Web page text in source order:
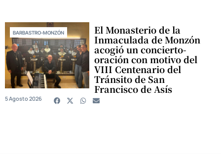
BARBASTRO-MONZÓN El Monasterio de la
Inmaculada de Monzón
acogió un concierto-
oración con motivo del
VIII Centenario del
Tránsito de San
Francisco de Asís
5 Agosto 2026